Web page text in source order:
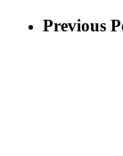
Previous